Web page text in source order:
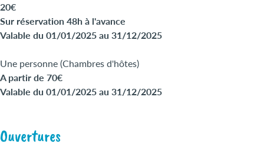
20€
Sur réservation 48h à l'avance
Valable du 01/01/2025 au 31/12/2025
Une personne (Chambres d'hôtes)
A partir de 70€
Valable du 01/01/2025 au 31/12/2025
Ouvertures